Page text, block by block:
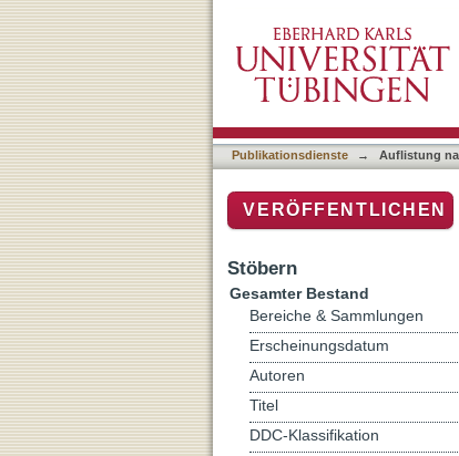
Publikationsdienste → Auflistung
VERÖFFENTLICHEN
Stöbern
Gesamter Bestand
Bereiche & Sammlungen
Erscheinungsdatum
Autoren
Titel
DDC-Klassifikation